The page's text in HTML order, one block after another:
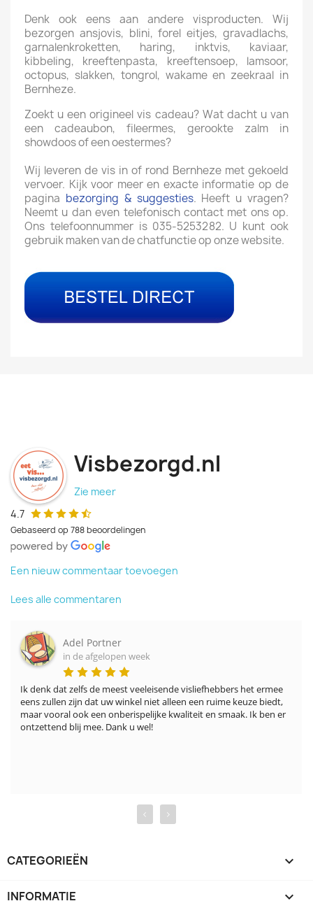
Denk ook eens aan andere visproducten. Wij
bezorgen ansjovis, blini, forel eitjes, gravadlachs,
garnalenkroketten, haring, inktvis, kaviaar,
kibbeling, kreeftenpasta, kreeftensoep, lamsoor,
octopus, slakken, tongrol, wakame en zeekraal in
Bernheze.
Zoekt u een origineel vis cadeau? Wat dacht u van
een cadeaubon, fileermes, gerookte zalm in
showdoos of een oestermes?
Wij leveren de vis in of rond Bernheze met gekoeld
vervoer. Kijk voor meer en exacte informatie op de
pagina bezorging & suggesties. Heeft u vragen?
Neemt u dan even telefonisch contact met ons op.
Ons telefoonnummer is 035-5253282. U kunt ook
gebruik maken van de chatfunctie op onze website.
Visbezorgd.nl
Zie meer
4.7
Gebaseerd op 788 beoordelingen
Een nieuw commentaar toevoegen
Lees alle commentaren
Adel Portner
in de afgelopen week
Ik denk dat zelfs de meest veeleisende visliefhebbers het ermee
eens zullen zijn dat uw winkel niet alleen een ruime keuze biedt,
maar vooral ook een onberispelijke kwaliteit en smaak. Ik ben er
ontzettend blij mee. Dank u wel!
‹ ›
CATEGORIEËN 
INFORMATIE 